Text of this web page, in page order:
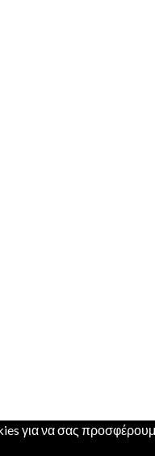
για να σας